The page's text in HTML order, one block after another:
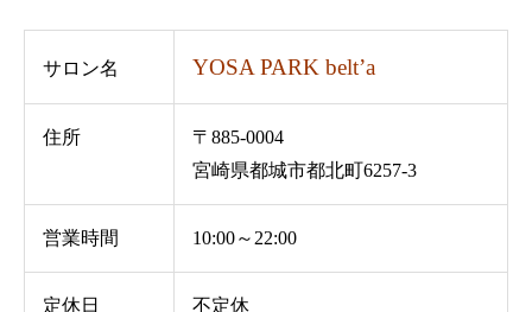
サロン名 YOSA PARK belt’a
住所
〒885-0004
宮崎県都城市都北町6257-3
営業時間 10:00～22:00
定休日 不定休